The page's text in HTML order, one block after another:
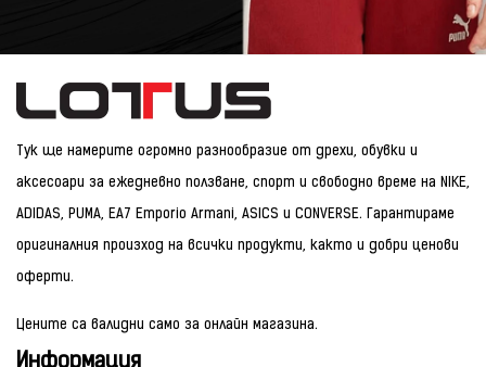
Тук ще намерите огромно разнообразие от дрехи, обувки и
аксесоари за ежедневно ползване, спорт и свободно време на NIKE,
ADIDAS, PUMA, EA7 Emporio Armani, ASICS и CONVERSE. Гарантираме
оригиналния произход на всички продукти, както и добри ценови
оферти.
Цените са валидни само за онлайн магазина.
Информация